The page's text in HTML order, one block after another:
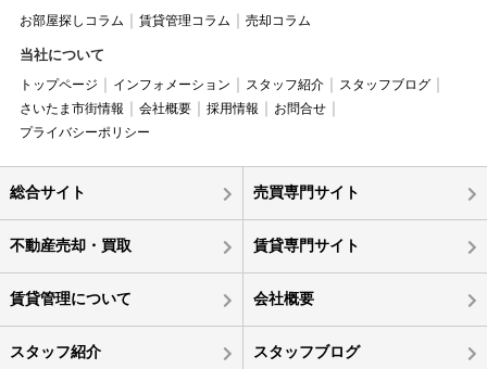
お部屋探しコラム 賃貸管理コラム 売却コラム
当社について
トップページ インフォメーション スタッフ紹介
スタッフブログ
さいたま市街情報
会社概要 採用情報
お問合せ
プライバシーポリシー
総合サイト 売買専門サイト
不動産売却・買取 賃貸専門サイト
賃貸管理について 会社概要
スタッフ紹介 スタッフブログ